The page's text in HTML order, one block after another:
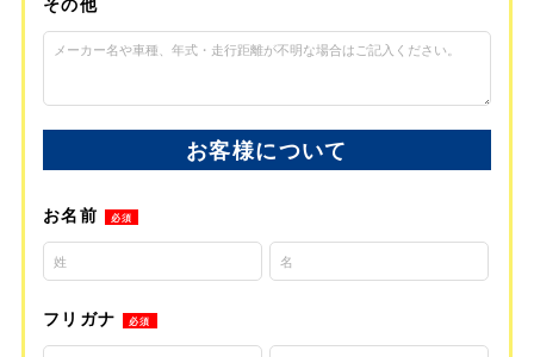
お客様について
お名前 必須
フリガナ 必須